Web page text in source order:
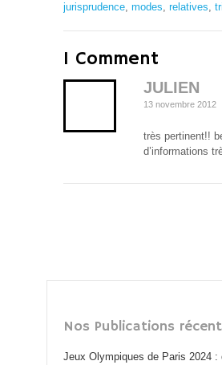
jurisprudence, modes, relatives,
1 Comment
JULIEN
13 novembre 2012
très pertinent!!
d’informations
Nos Publications
Jeux Olympiques de Paris 2024 :